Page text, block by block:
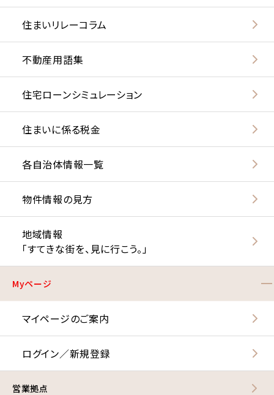
住まいリレーコラム
不動産用語集
住宅ローンシミュレーション
住まいに係る税金
各自治体情報一覧
物件情報の見方
地域情報
「すてきな街を、見に行こう。」
Myページ
マイページのご案内
ログイン／新規登録
営業拠点